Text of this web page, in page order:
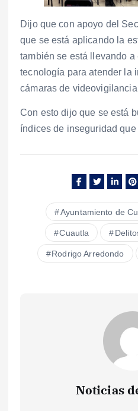
Dijo que con apoyo del
que se está aplicando la
también se está llevando a
tecnología para atender la
cámaras de
Con esto dijo que se está
índices de inseguridad
Ayuntamiento de
Cuautla
Rodrigo Arredondo
Noticias